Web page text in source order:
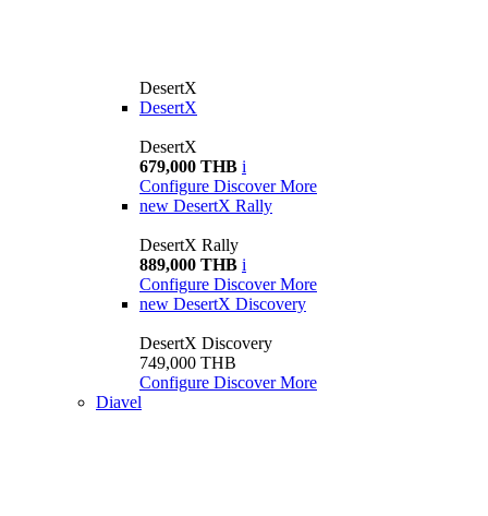
DesertX
DesertX
DesertX
679,000 THB i
Configure Discover More
new DesertX Rally
DesertX Rally
889,000 THB i
Configure Discover More
new DesertX Discovery
DesertX Discovery
749,000 THB
Configure Discover More
Diavel